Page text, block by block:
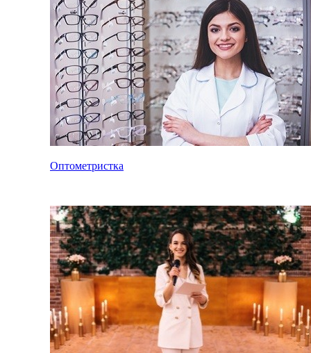
Оптометристка